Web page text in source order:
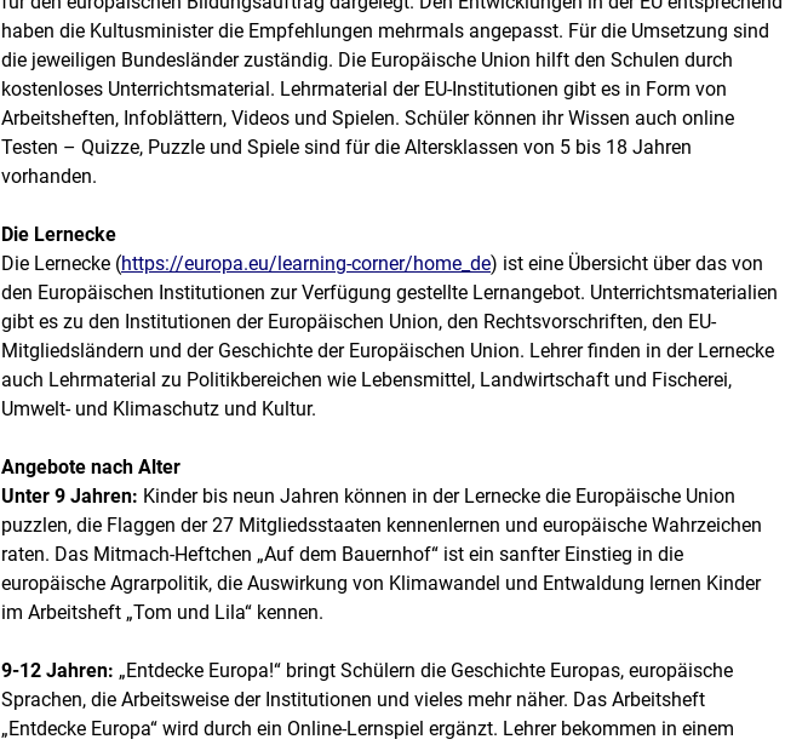
haben die Kultusminister die Empfehlungen mehrmals angepasst. Für die Umsetzung sind
die jeweiligen Bundesländer zuständig. Die Europäische Union hilft den Schulen durch
kostenloses Unterrichtsmaterial. Lehrmaterial der EU-Institutionen gibt es in Form von
Arbeitsheften, Infoblättern, Videos und Spielen. Schüler können ihr Wissen auch online
Testen – Quizze, Puzzle und Spiele sind für die Altersklassen von 5 bis 18 Jahren
vorhanden.
Die Lernecke
Die Lernecke (https://europa.eu/learning-corner/home_de) ist eine Übersicht über das von
den Europäischen Institutionen zur Verfügung gestellte Lernangebot. Unterrichtsmaterialien
gibt es zu den Institutionen der Europäischen Union, den Rechtsvorschriften, den EU-
Mitgliedsländern und der Geschichte der Europäischen Union. Lehrer finden in der Lernecke
auch Lehrmaterial zu Politikbereichen wie Lebensmittel, Landwirtschaft und Fischerei,
Umwelt- und Klimaschutz und Kultur.
Angebote nach Alter
Unter 9 Jahren: Kinder bis neun Jahren können in der Lernecke die Europäische Union
puzzlen, die Flaggen der 27 Mitgliedsstaaten kennenlernen und europäische Wahrzeichen
raten. Das Mitmach-Heftchen „Auf dem Bauernhof“ ist ein sanfter Einstieg in die
europäische Agrarpolitik, die Auswirkung von Klimawandel und Entwaldung lernen Kinder
im Arbeitsheft „Tom und Lila“ kennen.
9-12 Jahren: „Entdecke Europa!“ bringt Schülern die Geschichte Europas, europäische
Sprachen, die Arbeitsweise der Institutionen und vieles mehr näher. Das Arbeitsheft
„Entdecke Europa“ wird durch ein Online-Lernspiel ergänzt. Lehrer bekommen in einem